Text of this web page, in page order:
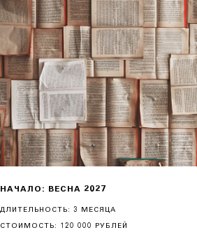
НАЧАЛО: ВЕСНА 2027
ДЛИТЕЛЬНОСТЬ: 3 МЕСЯЦА
СТОИМОСТЬ: 120 000 РУБЛЕЙ